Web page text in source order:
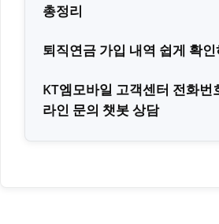
총정리
퇴직연금 가입 내역 쉽게 확
KT엠모바일 고객센터 전화번
라인 문의 챗봇 상담